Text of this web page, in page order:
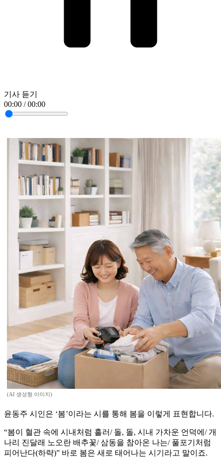
기사 듣기
00:00 / 00:00
(AI 생성형 이미지)
윤동주 시인은 ‘봄’이라는 시를 통해 봄을 이렇게 표현합니다.
“봄이 혈관 속에 시내처럼 흘러/ 돌, 돌, 시내 가차운 언덕에/ 개
나리 진달래 노오란 배추꽃/ 삼동을 참아온 나는/ 풀포기처럼
피어난다(하략)” 바로 봄은 새로 태어나는 시기라고 말이죠.